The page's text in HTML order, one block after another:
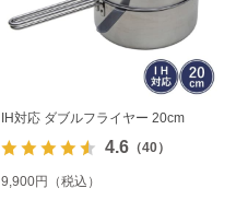
IH対応 ダブルフライヤー 20cm
4.6（40）
9,900円（税込）